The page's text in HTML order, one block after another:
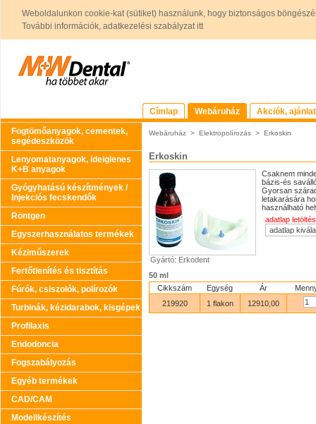
Weboldalunkon cookie-kat (sütiket) használunk, hogy biztonságos
További információk, adatkezelési szabályzat itt
Címlap Webáruház
Akciók,
Fogtömőanyagok, cementek,
segédeszközök
Lenyomatanyagok, ideiglenes
K+B anyagok
Gyógyhatású készítmények /
Injekciós fecskendők
Röntgen
Egyszerhasználatos termékek
Kéziműszerek
Fertőtlenítés és tisztítás
Fúrók, csiszolók, polírozók
Turbinák, kézidarabok, kisgépek
Profilaxis
Endodoncia
Fogszabályozás
Egyéb termékek
CAD/CAM
Modellkészítés
Webáruház > Elektropolírozás > Erkoskin
Erkoskin
Gyártó: Erkodent
Csaknem
bázis-és
Gyorsan
letakarására
használható
adatlap
50 ml
Cikkszám
Egység Ár
219920
1 flakon 12910,00